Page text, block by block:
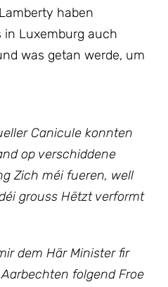
haben
in Luxemburg auch
was getan werde, um
Canicule konnten
op verschiddene
Zich méi fueren, well
grouss Hëtzt verformt
dem Här Minister fir
folgend Froe